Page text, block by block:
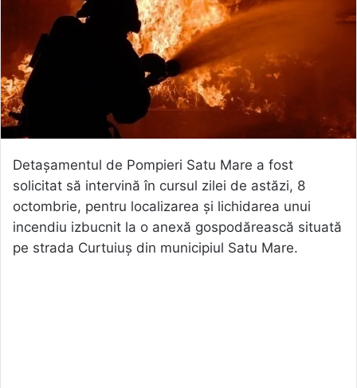
Detașamentul de Pompieri Satu Mare a fost
solicitat să intervină în cursul zilei de astăzi, 8
octombrie, pentru localizarea și lichidarea unui
incendiu izbucnit la o anexă gospodărească situată
pe strada Curtuiuș din municipiul Satu Mare.